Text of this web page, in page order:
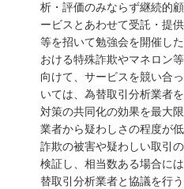
析・評価のみならず継続的
ービスとあわせて受託・提
等を招いて勉強会を開催し
おける特殊詐欺やマネロン
向けて、サービスを競い合
いては、為替取引分析業者
対策の共同化の効果を最大
業者から疑わしさの程度が
詐欺の被害や疑わしい取引
検証し、相当数ある場合に
替取引分析業者と協議を行